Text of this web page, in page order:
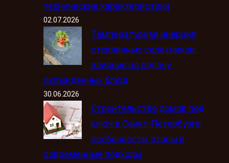
технические характеристики
02.07.2026
Температурная инерция
стеклянных салатников:
влияние на подачу
охлаждённых блюд
30.06.2026
Строительство домов под
ключ в Санкт-Петербурге:
особенности, этапы и
современные подходы